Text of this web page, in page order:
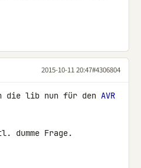
2015-10-11 20:47#4306804
die lib nun für den AVR
dumme Frage.